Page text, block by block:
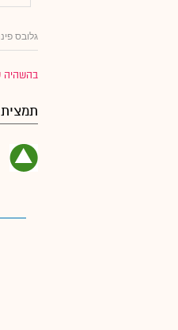
גלובס
בהשהיה של
תמצית